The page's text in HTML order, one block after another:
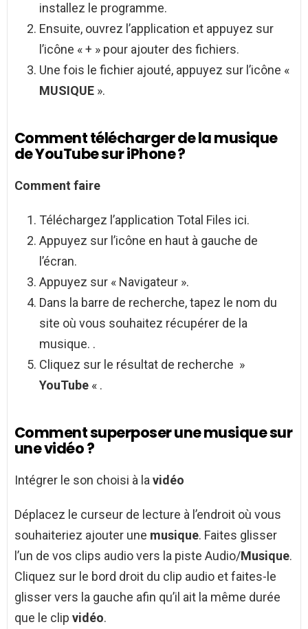
installez le programme.
Ensuite, ouvrez l’application et appuyez sur
l’icône « + » pour ajouter des fichiers.
Une fois le fichier ajouté, appuyez sur l’icône «
MUSIQUE ».
Comment télécharger de la musique
de YouTube sur iPhone ?
Comment faire
Téléchargez l’application Total Files ici.
Appuyez sur l’icône en haut à gauche de
l’écran.
Appuyez sur « Navigateur ».
Dans la barre de recherche, tapez le nom du
site où vous souhaitez récupérer de la
musique. .
Cliquez sur le résultat de recherche »
YouTube « .
Comment superposer une musique sur
une vidéo ?
Intégrer le son choisi à la vidéo
Déplacez le curseur de lecture à l’endroit où vous
souhaiteriez ajouter une musique. Faites glisser
l’un de vos clips audio vers la piste Audio/Musique.
Cliquez sur le bord droit du clip audio et faites-le
glisser vers la gauche afin qu’il ait la même durée
que le clip vidéo.